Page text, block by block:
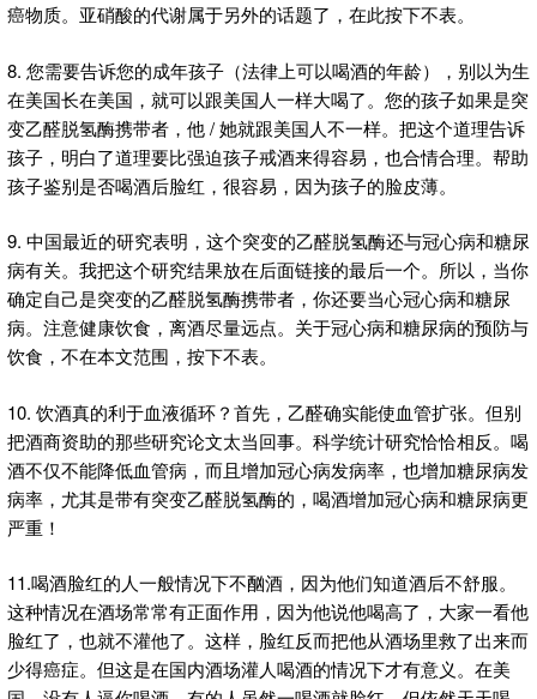
癌物质。亚硝酸的代谢属于另外的话题了，在此按下不表。
8. 您需要告诉您的成年孩子（法律上可以喝酒的年龄），别以为生
在美国长在美国，就可以跟美国人一样大喝了。您的孩子如果是突
变乙醛脱氢酶携带者，他 / 她就跟美国人不一样。把这个道理告诉
孩子，明白了道理要比强迫孩子戒酒来得容易，也合情合理。帮助
孩子鉴别是否喝酒后脸红，很容易，因为孩子的脸皮薄。
9. 中国最近的研究表明，这个突变的乙醛脱氢酶还与冠心病和糖尿
病有关。我把这个研究结果放在后面链接的最后一个。所以，当你
确定自己是突变的乙醛脱氢酶携带者，你还要当心冠心病和糖尿
病。注意健康饮食，离酒尽量远点。关于冠心病和糖尿病的预防与
饮食，不在本文范围，按下不表。
10. 饮酒真的利于血液循环？首先，乙醛确实能使血管扩张。但别
把酒商资助的那些研究论文太当回事。科学统计研究恰恰相反。喝
酒不仅不能降低血管病，而且增加冠心病发病率，也增加糖尿病发
病率，尤其是带有突变乙醛脱氢酶的，喝酒增加冠心病和糖尿病更
严重！
11.喝酒脸红的人一般情况下不酗酒，因为他们知道酒后不舒服。
这种情况在酒场常常有正面作用，因为他说他喝高了，大家一看他
脸红了，也就不灌他了。这样，脸红反而把他从酒场里救了出来而
少得癌症。但这是在国内酒场灌人喝酒的情况下才有意义。在美